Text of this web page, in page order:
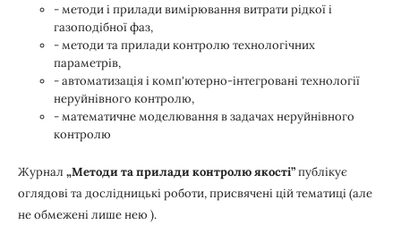
- методи і прилади вимірювання витрати рідкої і
газоподібної фаз,
- методи та прилади контролю технологічних
параметрів,
- автоматизація і комп'ютерно-інтегровані технології
неруйнівного контролю,
- математичне моделювання в задачах неруйнівного
контролю
Журнал „Методи та прилади контролю якості”публікує
оглядові та дослідницькі роботи, присвячені цій тематиці (але
не обмежені лише нею ).